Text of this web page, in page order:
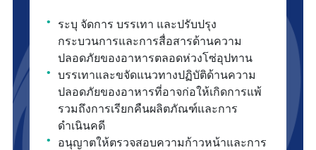
ระบุ จัดการ บรรเทา และปรับปรุง
กระบวนการและการสื่อสารด้านความ
ปลอดภัยของอาหารตลอดห่วงโซ่อุปทาน
บรรเทาและขจัดแนวทางปฏิบัติด้านความ
ปลอดภัยของอาหารที่อาจก่อให้เกิดการแพ้
รวมถึงการเรียกคืนผลิตภัณฑ์และการ
ดำเนินคดี
อนุญาตให้ตรวจสอบความก้าวหน้าและการ